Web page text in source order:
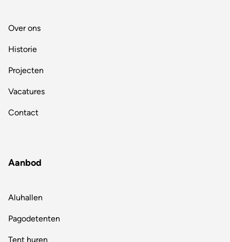
Over ons
Historie
Projecten
Vacatures
Contact
Aanbod
Aluhallen
Pagodetenten
Tent huren